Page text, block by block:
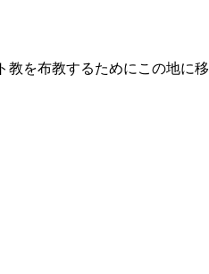
教を布教するためにこの地に移